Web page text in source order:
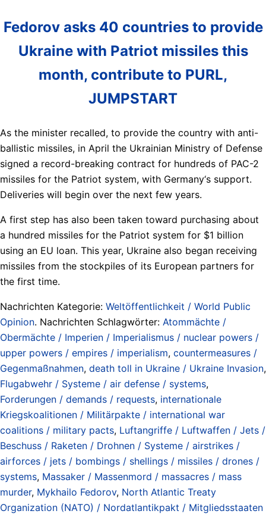
Fedorov asks 40 countries to provide
Ukraine with Patriot missiles this
month, contribute to PURL,
JUMPSTART
As the minister recalled, to provide the country with anti-
ballistic missiles, in April the Ukrainian Ministry of Defense
signed a record-breaking contract for hundreds of PAC-2
missiles for the Patriot system, with Germany‘s support.
Deliveries will begin over the next few years.
A first step has also been taken toward purchasing about
a hundred missiles for the Patriot system for $1 billion
using an EU loan. This year, Ukraine also began receiving
missiles from the stockpiles of its European partners for
the first time.
Nachrichten Kategorie: Weltöffentlichkeit / World Public
Opinion. Nachrichten Schlagwörter: Atommächte /
Obermächte / Imperien / Imperialismus / nuclear powers /
upper powers / empires / imperialism, countermeasures /
Gegenmaßnahmen, death toll in Ukraine / Ukraine Invasion,
Flugabwehr / Systeme / air defense / systems,
Forderungen / demands / requests, internationale
Kriegskoalitionen / Militärpakte / international war
coalitions / military pacts, Luftangriffe / Luftwaffen / Jets /
Beschuss / Raketen / Drohnen / Systeme / airstrikes /
airforces / jets / bombings / shellings / missiles / drones /
systems, Massaker / Massenmord / massacres / mass
murder, Mykhailo Fedorov, North Atlantic Treaty
Organization (NATO) / Nordatlantikpakt / Mitgliedsstaaten